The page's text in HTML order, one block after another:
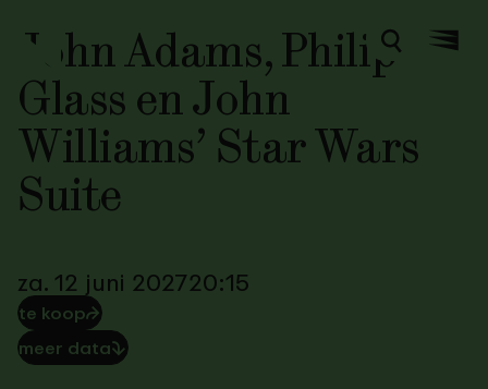
ZoekenMenu
John Adams, Philip
Glass en John
Williams’ Star Wars
Suite
za. 12 juni 202720:15
te koop⮫
meer data⮯